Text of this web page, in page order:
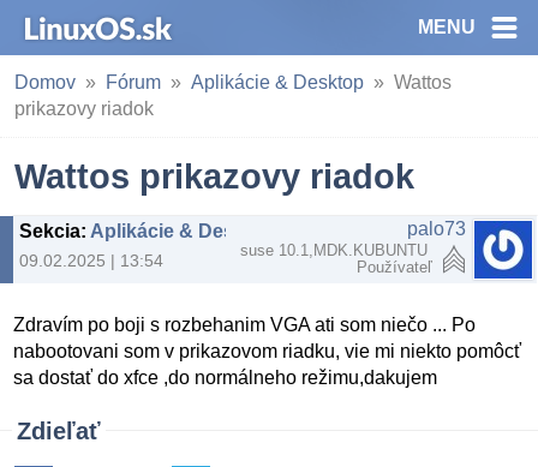
MENU
Domov Fórum Aplikácie & Desktop
Wattos
prikazovy riadok
Wattos prikazovy riadok
Sekcia: Aplikácie & Desktop
09.02.2025 | 13:54
palo73
suse 10.1,MDK.KUBUNTU
Používateľ
Zdravím po boji s rozbehanim VGA ati som niečo ... Po
nabootovani som v prikazovom riadku, vie mi niekto pomôcť
sa dostať do xfce ,do normálneho režimu,dakujem
Zdieľať